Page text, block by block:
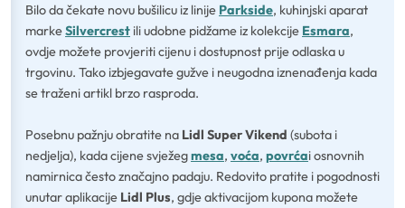
Bilo da čekate novu bušilicu iz linije Parkside, kuhinjski aparat
markeSilvercrest ili udobne pidžame iz kolekcije Esmara,
ovdje možete provjeriti cijenu i dostupnost prije odlaska u
trgovinu. Tako izbjegavate gužve i neugodna iznenađenja kada
se traženi artikl brzo rasproda.
Posebnu pažnju obratite na Lidl Super Vikend (subota i
nedjelja), kada cijene svježegmesa, voća, povrćai osnovnih
namirnica često značajno padaju. Redovito pratite i pogodnosti
unutar aplikacije Lidl Plus, gdje aktivacijom kupona možete